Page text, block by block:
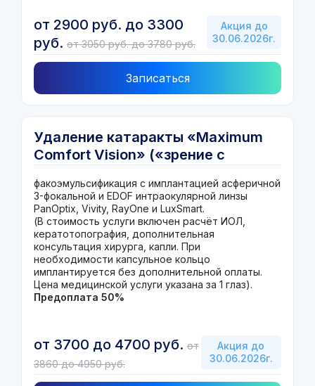
от 2900 руб. до 3300
руб. от 3050 руб. до 3780 руб.
Акция до
30.06.2026г.
Записаться
Удаление катаракты «Maximum
Comfort Vision» («зрение с
ОЧКОВ»)
факоэмульсификация с имплантацией асферичной
3-фокальной и EDOF интраокулярной линзы
PanOptix, Vivity, RayOne и LuxSmart.
(В стоимость услуги включен расчёт ИОЛ,
кератотопография, дополнительная
консультация хирурга, капли. При
необходимости капсульное кольцо
имплантируется без дополнительной оплаты.
Цена медицинской услуги указана за 1 глаз).
Предоплата 50%
от 3700 до 4700 руб. от
3860 до 4950 руб.
Акция до
30.06.2026г.